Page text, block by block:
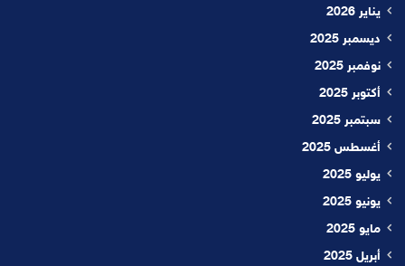
يناير 2026
ديسمبر 2025
نوفمبر 2025
أكتوبر 2025
سبتمبر 2025
أغسطس 2025
يوليو 2025
يونيو 2025
مايو 2025
أبريل 2025